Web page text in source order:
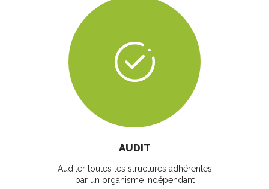
AUDIT
Auditer toutes les structures adhérentes
par un organisme indépendant